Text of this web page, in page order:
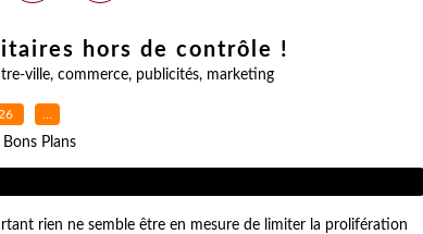
hors de contrôle !
ville, commerce, publicités, marketing
…
Bons Plans
rien ne semble être en mesure de limiter la prolifération